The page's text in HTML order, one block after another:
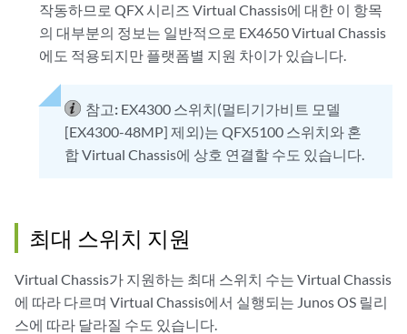
작동하므로 QFX 시리즈 Virtual Chassis에 대한 이 항목
의 대부분의 정보는 일반적으로 EX4650 Virtual Chassis
에도 적용되지만 플랫폼별 지원 차이가 있습니다.
참고: EX4300 스위치(멀티기가비트 모델
[EX4300-48MP] 제외)는 QFX5100 스위치와 혼
합 Virtual Chassis에 상호 연결할 수도 있습니다.
최대 스위치 지원
Virtual Chassis가 지원하는 최대 스위치 수는 Virtual Chassis
에 따라 다르며 Virtual Chassis에서 실행되는 Junos OS 릴리
스에 따라 달라질 수도 있습니다.